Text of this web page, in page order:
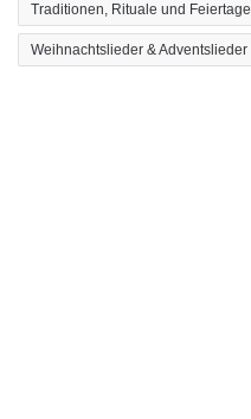
Traditionen, Rituale und Feiertage
Weihnachtslieder & Adventslieder